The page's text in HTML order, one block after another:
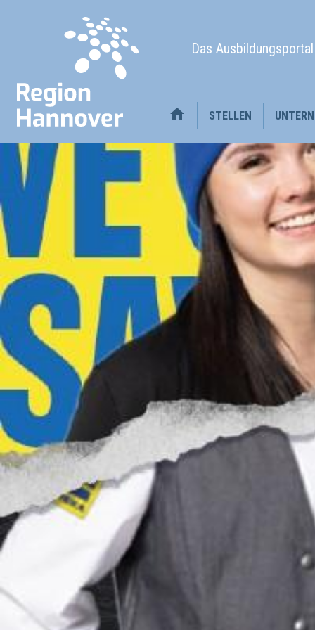
Das Ausbildungsportal
STELLEN